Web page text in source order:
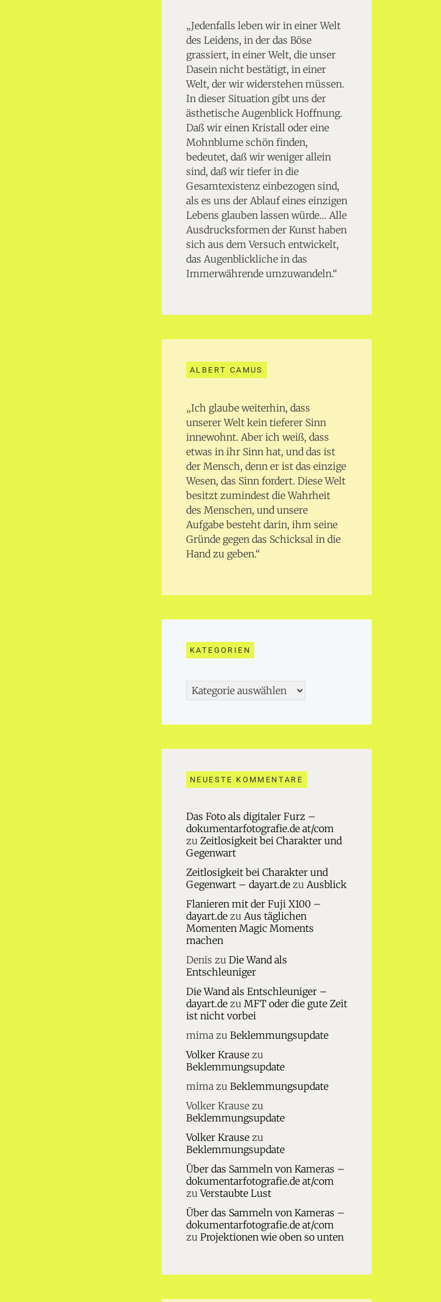
„Jedenfalls leben wir in einer Welt
des Leidens, in der das Böse
grassiert, in einer Welt, die unser
Dasein nicht bestätigt, in einer
Welt, der wir widerstehen müssen.
In dieser Situation gibt uns der
ästhetische Augenblick Hoffnung.
Daß wir einen Kristall oder eine
Mohnblume schön finden,
bedeutet, daß wir weniger allein
sind, daß wir tiefer in die
Gesamtexistenz einbezogen sind,
als es uns der Ablauf eines einzigen
Lebens glauben lassen würde… Alle
Ausdrucksformen der Kunst haben
sich aus dem Versuch entwickelt,
das Augenblickliche in das
Immerwährende umzuwandeln.“
ALBERT CAMUS
„Ich glaube weiterhin, dass
unserer Welt kein tieferer Sinn
innewohnt. Aber ich weiß, dass
etwas in ihr Sinn hat, und das ist
der Mensch, denn er ist das einzige
Wesen, das Sinn fordert. Diese Welt
besitzt zumindest die Wahrheit
des Menschen, und unsere
Aufgabe besteht darin, ihm seine
Gründe gegen das Schicksal in die
Hand zu geben.“
KATEGORIEN
Kategorien
NEUESTE KOMMENTARE
Das Foto als digitaler Furz –
dokumentarfotografie.de at/com
zu Zeitlosigkeit bei Charakter und
Gegenwart
Zeitlosigkeit bei Charakter und
Gegenwart – dayart.dezu Ausblick
Flanieren mit der Fuji X100 –
dayart.dezu Aus täglichen
Momenten Magic Moments
machen
Denis zu Die Wand als
Entschleuniger
Die Wand als Entschleuniger –
dayart.dezu MFT oder die gute Zeit
ist nicht vorbei
mimazu Beklemmungsupdate
Volker Krausezu
Beklemmungsupdate
mimazu Beklemmungsupdate
Volker Krausezu
Beklemmungsupdate
Volker Krausezu
Beklemmungsupdate
Über das Sammeln von Kameras –
dokumentarfotografie.de at/com
zuVerstaubte Lust
Über das Sammeln von Kameras –
dokumentarfotografie.de at/com
zu Projektionen wie oben so unten